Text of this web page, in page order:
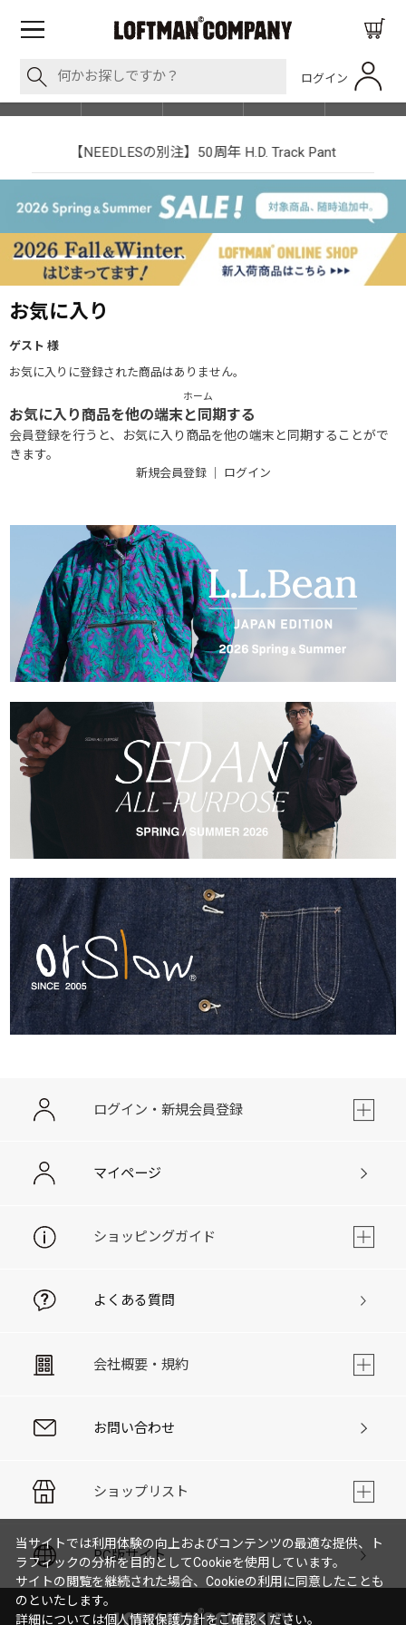
ログイン
SHOP LIST
【NEEDLESの別注】50周年 H.D. Track Pant
お気に入り
ゲスト 様
お気に入りに登録された商品はありません。
ホーム
お気に入り商品を他の端末と同期する
会員登録を行うと、お気に入り商品を他の端末と同期することがで
きます。
新規会員登録｜ ログイン
ログイン・新規会員登録
マイページ
ショッピングガイド
よくある質問
会社概要・規約
お問い合わせ
ショップリスト
PC版サイト
当サイトでは利用体験の向上およびコンテンツの最適な提供、ト
ラフィックの分析を目的としてCookieを使用しています。
サイトの閲覧を継続された場合、Cookieの利用に同意したことも
のといたします。
詳細については個人情報保護方針をご確認ください。